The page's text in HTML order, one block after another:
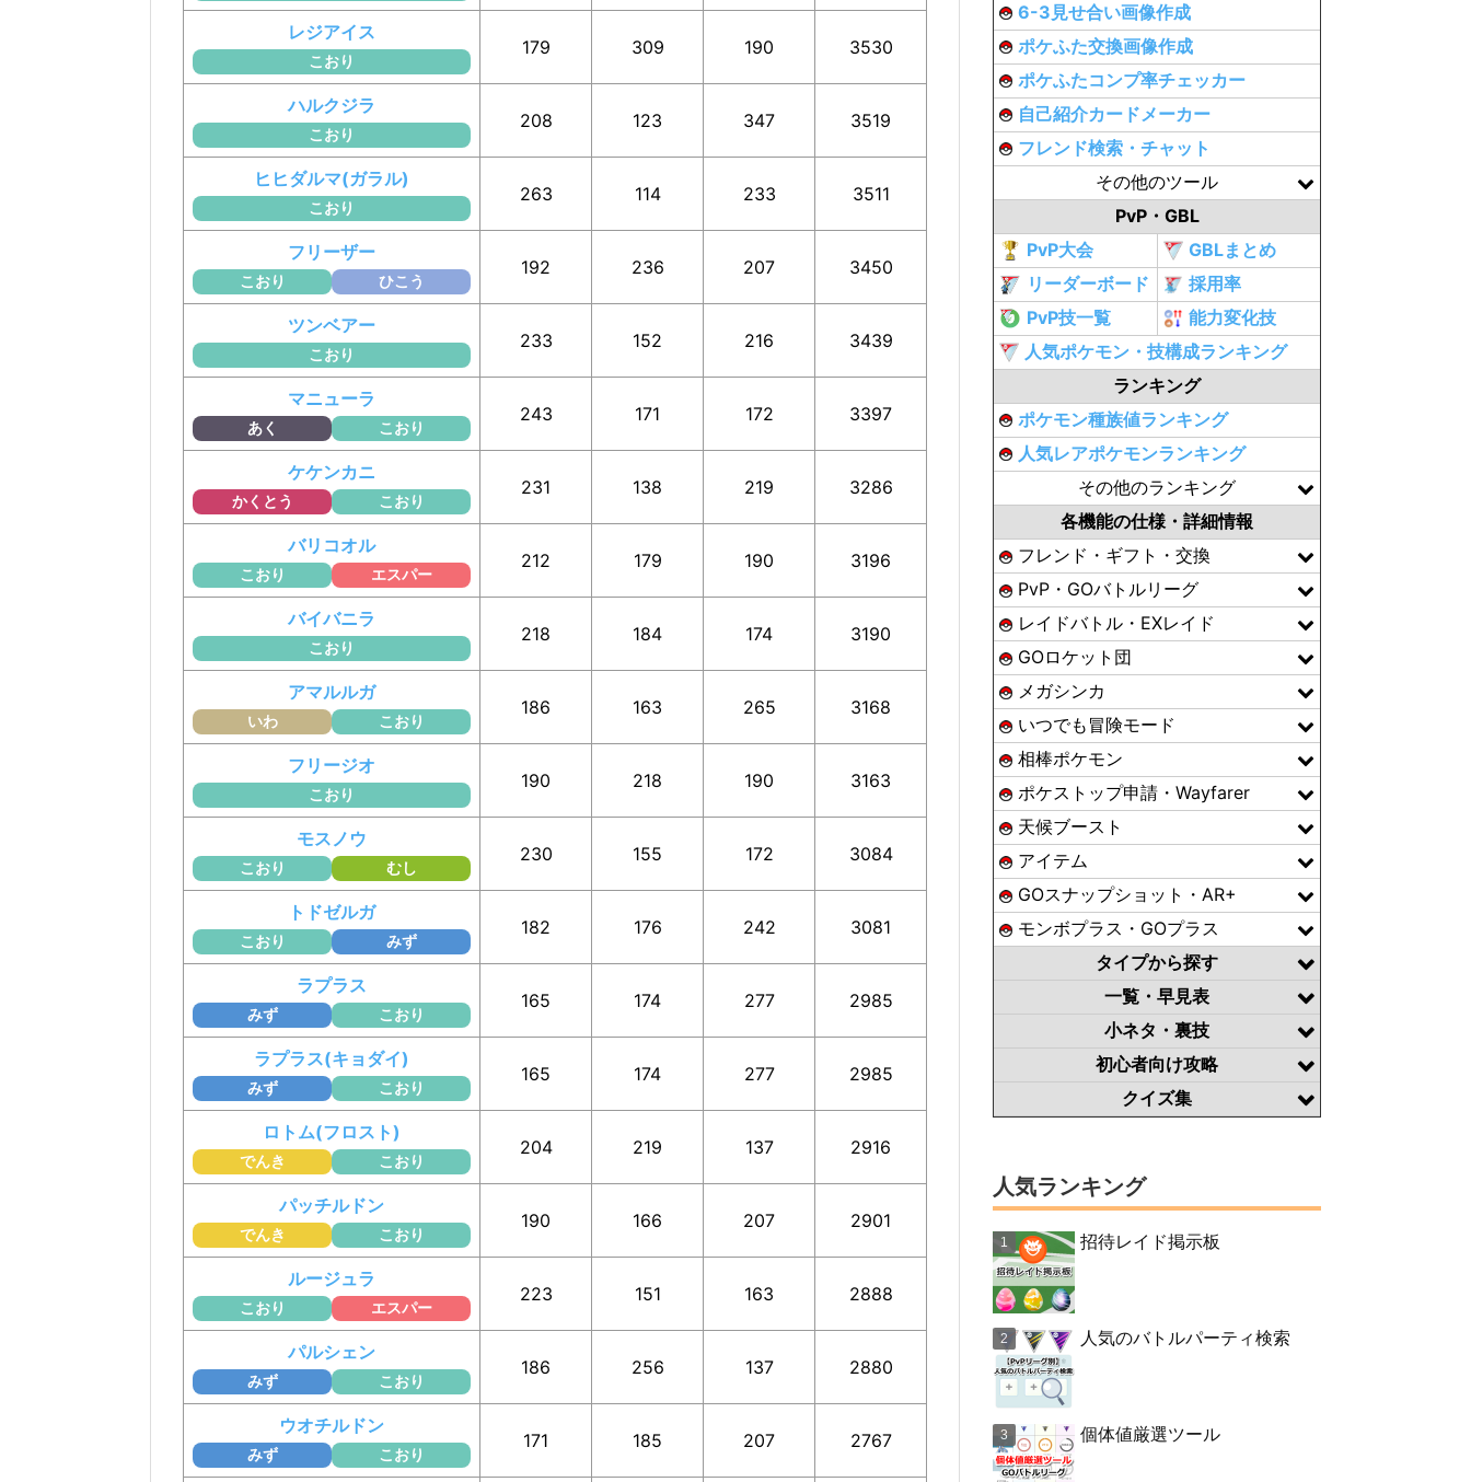
レジアイス
こおり
179 309 190 3530
ハルクジラ
こおり
208 123 347 3519
ヒヒダルマ(ガラル)
こおり
263 114 233 3511
フリーザー
こおり ひこう
192 236 207 3450
ツンベアー
こおり
233 152 216 3439
マニューラ
あく こおり
243 171 172 3397
ケケンカニ
かくとう こおり
231 138 219 3286
バリコオル
こおり エスパー
212 179 190 3196
バイバニラ
こおり
218 184 174 3190
アマルルガ
いわ こおり
186 163 265 3168
フリージオ
こおり
190 218 190 3163
モスノウ
こおり むし
230 155 172 3084
トドゼルガ
こおり みず
182 176 242 3081
ラプラス
みず こおり
165 174 277 2985
ラプラス(キョダイ)
みず こおり
165 174 277 2985
ロトム(フロスト)
でんき こおり
204 219 137 2916
パッチルドン
でんき こおり
190 166 207 2901
ルージュラ
こおり エスパー
223 151 163 2888
パルシェン
みず こおり
186 256 137 2880
ウオチルドン
みず こおり
171 185 207 2767
6-3見せ合い画像作成
ポケふた交換画像作成
ポケふたコンプ率チェッカー
自己紹介カードメーカー
フレンド検索・チャット
その他のツール
PvP・GBL
PvP大会
GBLまとめ
リーダーボード
採用率
PvP技一覧
能力変化技
人気ポケモン・技構成ランキング
ランキング
ポケモン種族値ランキング
人気レアポケモンランキング
その他のランキング
各機能の仕様・詳細情報
フレンド・ギフト・交換
PvP・GOバトルリーグ
レイドバトル・EXレイド
GOロケット団
メガシンカ
いつでも冒険モード
相棒ポケモン
ポケストップ申請・Wayfarer
天候ブースト
アイテム
GOスナップショット・AR+
モンボプラス・GOプラス
タイプから探す
一覧・早見表
小ネタ・裏技
初心者向け攻略
クイズ集
人気ランキング
招待レイド掲示板
人気のバトルパーティ検索
個体値厳選ツール